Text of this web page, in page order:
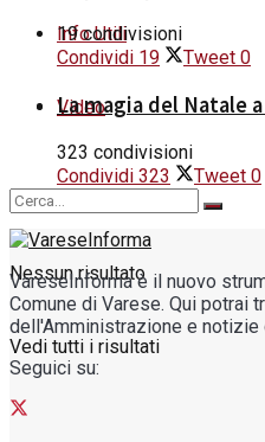
Info Utili
Video
Nessun risultato
Vedi tutti i risultati
19 condivisioni
Condividi 19 Tweet 0
La magia del Natale
323 condivisioni
Condividi 323 Tweet 0
VareseInforma è il nuovo
Comune di Varese. Qui potrai
dell'Amministrazione e notizie
Seguici su: